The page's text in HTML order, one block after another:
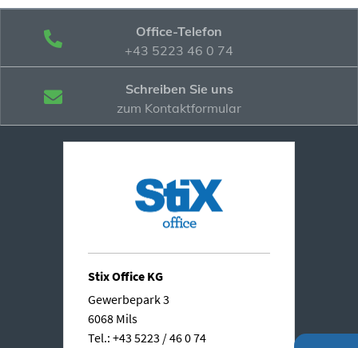
Office-Telefon
+43 5223 46 0 74
Schreiben Sie uns
zum Kontaktformular
Stix Office KG
Gewerbepark 3
6068 Mils
Tel.: +43 5223 / 46 0 74